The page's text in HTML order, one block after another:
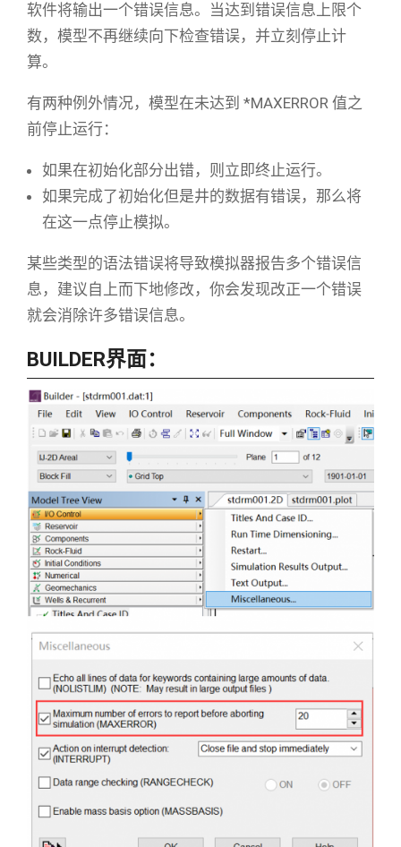
软件将输出一个错误信息。当达到错误信息上限个
数，模型不再继续向下检查错误，并立刻停止计
算。
有两种例外情况，模型在未达到 *MAXERROR 值之
前停止运行：
如果在初始化部分出错，则立即终止运行。
如果完成了初始化但是井的数据有错误，那么将
在这一点停止模拟。
某些类型的语法错误将导致模拟器报告多个错误信
息，建议自上而下地修改，你会发现改正一个错误
就会消除许多错误信息。
BUILDER界面：